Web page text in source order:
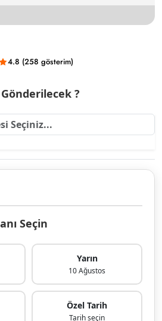
4.8 (258 gösterim)
?
Seçin
Yarın
10 Ağustos
Özel Tarih
Tarih seçin